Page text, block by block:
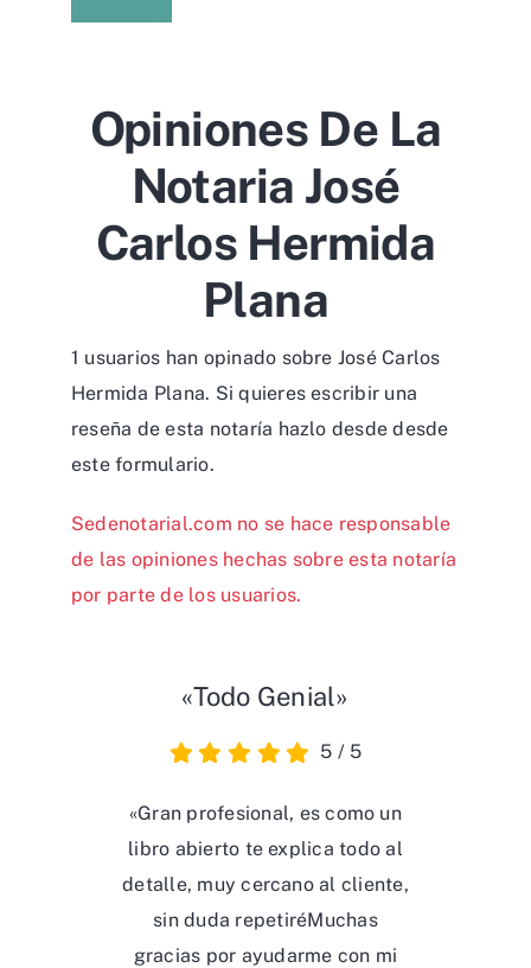
Opiniones De La
Notaria José
Carlos Hermida
Plana
1 usuarios han opinado sobre José Carlos
Hermida Plana. Si quieres escribir una
reseña de esta notaría hazlo desde desde
este formulario.
Sedenotarial.com no se hace responsable
de las opiniones hechas sobre esta notaría
por parte de los usuarios.
«Todo Genial»
5 / 5
«Gran profesional, es como un
libro abierto te explica todo al
detalle, muy cercano al cliente,
sin duda repetiréMuchas
gracias por ayudarme con mi